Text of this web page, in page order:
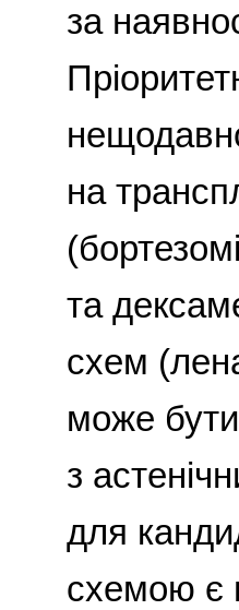
за
на
та
схем
може бути
з
для
схемою є